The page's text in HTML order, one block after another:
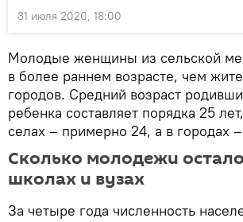
31 июля 2020, 18:00
Молодые женщины из сельской
в более раннем возрасте, чем
городов. Средний возраст
ребенка составляет порядка 25
селах – примерно 24, а в городах
Сколько молодежи
школах и вузах
За четыре года численность